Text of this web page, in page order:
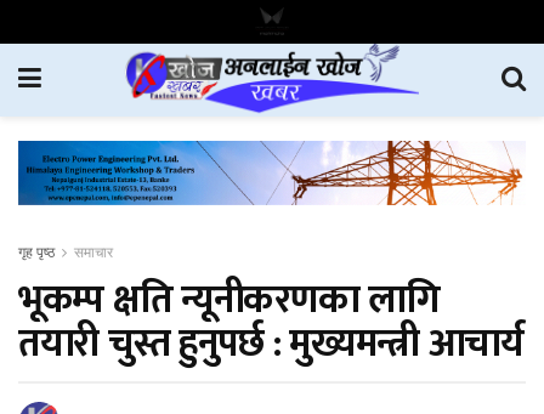
गृह पृष्ठ समाचार
भूकम्प क्षति न्यूनीकरणका लागि
तयारी चुस्त हुनुपर्छ : मुख्यमन्त्री आचार्य